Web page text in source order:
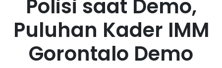
Polisi saat Demo,
Puluhan Kader IMM
Gorontalo Demo